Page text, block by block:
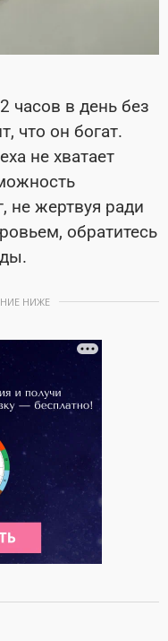
часов в день без
что он богат.
не хватает
не жертвуя ради
обратитесь
НИЖЕ